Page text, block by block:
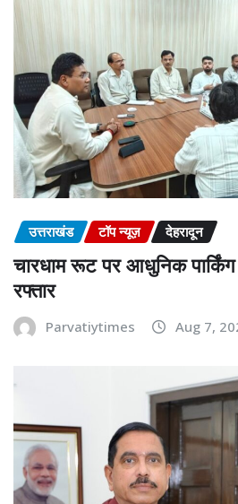
उत्तराखंड टॉप न्यूज़ देहरादून
चारधाम रूट पर आधुनिक
रफ्तार
Parvatiytimes Aug 7,